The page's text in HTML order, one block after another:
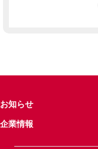
お知らせ
企業情報